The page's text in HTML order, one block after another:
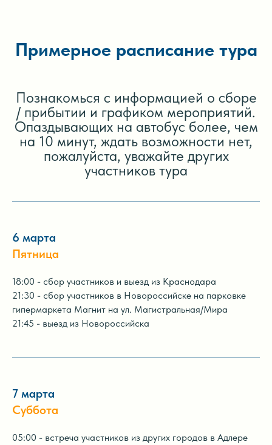
Примерное расписание тура
Познакомься с информацией о сборе
/ прибытии и графиком мероприятий.
Опаздывающих на автобус более, чем
на 10 минут, ждать возможности нет,
пожалуйста, уважайте других
участников тура
6 марта
Пятница
18:00 - сбор участников и выезд из Краснодара
21:30 - сбор участников в Новороссийске на парковке
гипермаркета Магнит на ул. Магистральная/Мира
21:45 - выезд из Новороссийска
7 марта
Суббота
05:00 - встреча участников из других городов в Адлере